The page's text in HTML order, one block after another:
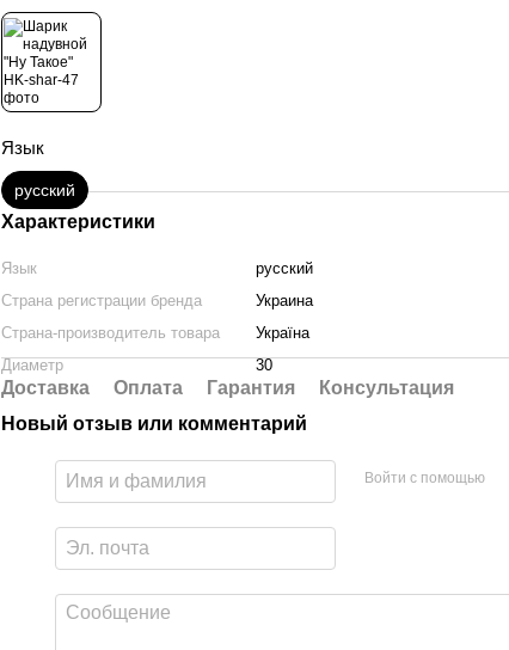
Язык
русский
Характеристики
Язык
русский
Страна регистрации бренда
Украина
Страна-производитель товара
Україна
Диаметр
30
Доставка Оплата Гарантия
Консультация
Новый отзыв или комментарий
Войти с помощью